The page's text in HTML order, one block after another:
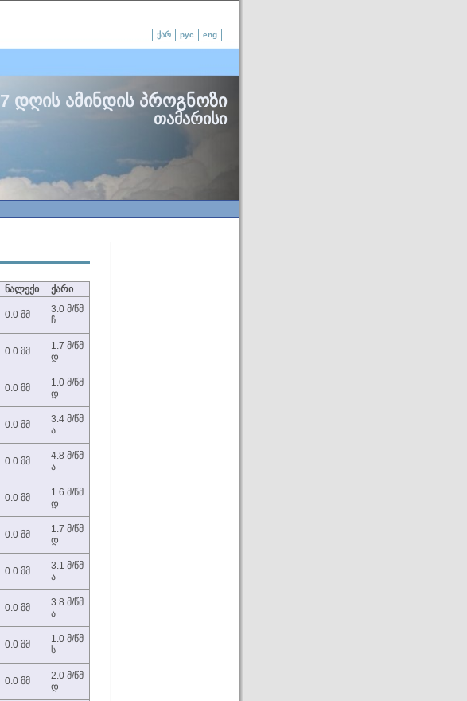
ქარ рус eng
7 დღის ამინდის პროგნოზი
თამარისი
ნალექი
ქარი
0.0 მმ
3.0 მ/წმ
ჩ
0.0 მმ
1.7 მ/წმ
დ
0.0 მმ
1.0 მ/წმ
დ
0.0 მმ
3.4 მ/წმ
ა
0.0 მმ
4.8 მ/წმ
ა
0.0 მმ
1.6 მ/წმ
დ
0.0 მმ
1.7 მ/წმ
დ
0.0 მმ
3.1 მ/წმ
ა
0.0 მმ
3.8 მ/წმ
ა
0.0 მმ
1.0 მ/წმ
ს
0.0 მმ
2.0 მ/წმ
დ